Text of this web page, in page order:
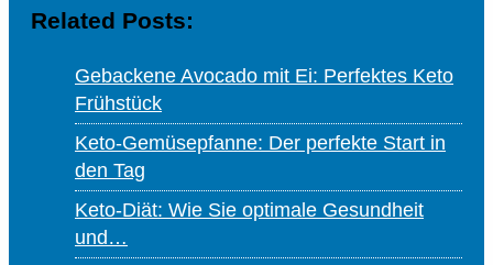
Related Posts:
Gebackene Avocado mit Ei: Perfektes Keto
Frühstück
Keto-Gemüsepfanne: Der perfekte Start in
den Tag
Keto-Diät: Wie Sie optimale Gesundheit
und…